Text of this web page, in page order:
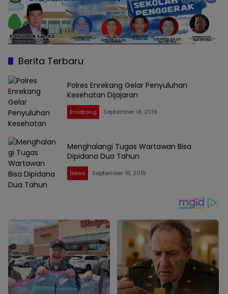
Berita Terbaru
Polres Enrekang Gelar Penyuluhan
Kesehatan Dijajaran
Enrekang September 18, 2019
Menghalangi Tugas Wartawan Bisa
Dipidana Dua Tahun
News September 18, 2019